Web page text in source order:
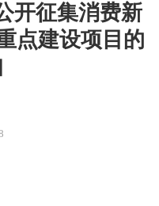
开征集消费新
点建设项目的